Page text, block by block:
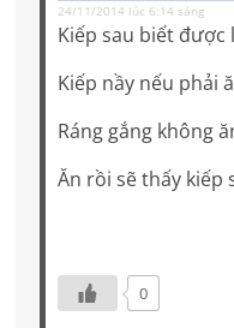
24/11/2014 lúc 6:14 sáng
Kiếp sau biết được
Kiếp nầy nếu phải
Ráng gắng không
Ăn rồi sẽ thấy kiếp
0